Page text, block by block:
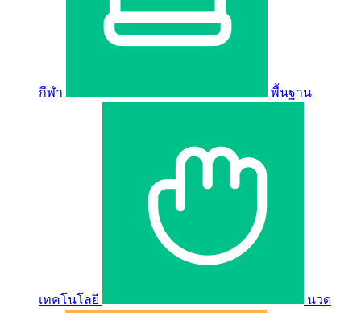
กีฬา พื้นฐาน
เทคโนโลยี นวด